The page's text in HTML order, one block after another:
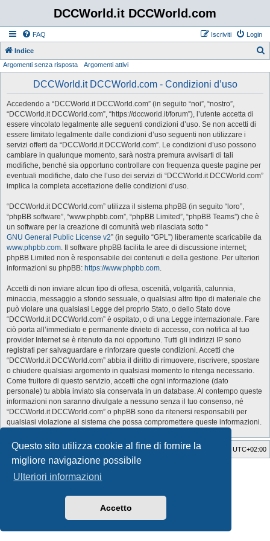
Questo sito utilizza cookie al fine di fornire la
migliore navigazione possibile
Ulteriori informazioni
Accetto
DCCWorld.it DCCWorld.com
FAQ Login
Iscriviti
Indice
Argomenti senza risposta Argomenti attivi
DCCWorld.it DCCWorld.com - Condizioni d’uso
Accedendo a “DCCWorld.it DCCWorld.com” (in seguito “noi”, “nostro”,
“DCCWorld.it DCCWorld.com”, “https://dccworld.it/forum”), l’utente accetta di
essere vincolato legalmente alle seguenti condizioni d’uso. Se non accetti di
essere limitato legalmente dalle condizioni d’uso seguenti non utilizzare i
servizi offerti da “DCCWorld.it DCCWorld.com”. Le condizioni d’uso possono
cambiare in qualunque momento, sarà nostra premura avvisarti di tali
modifiche, benché sia opportuno controllare con frequenza queste pagine per
eventuali modifiche, dato che l’uso dei servizi di “DCCWorld.it DCCWorld.com”
implica la completa accettazione delle condizioni d’uso.
“DCCWorld.it DCCWorld.com” utilizza il sistema phpBB (in seguito “loro”,
“phpBB software”, “www.phpbb.com”, “phpBB Limited”, “phpBB Teams”) che è
un software per la creazione di comunità web rilasciata sotto “
GNU General Public License v2” (in seguito “GPL”) liberamente scaricabile da
www.phpbb.com. Il software phpBB facilita le aree di discussione internet;
phpBB Limited non è responsabile dei contenuti e della gestione. Per ulteriori
informazioni su phpBB: https://www.phpbb.com.
Accetti di non inviare alcun tipo di offesa, oscenità, volgarità, calunnia,
minaccia, messaggio a sfondo sessuale, o qualsiasi altro tipo di materiale che
può violare una qualsiasi Legge del proprio Stato, o dello Stato dove
“DCCWorld.it DCCWorld.com” è ospitato, o di una Legge internazionale. Fare
ciò porta all’immediato e permanente divieto di accesso, con notifica al tuo
provider Internet se è ritenuto da noi opportuno. Tutti gli indirizzi IP sono
registrati per salvaguardare e rinforzare queste condizioni. Accetti che
“DCCWorld.it DCCWorld.com” abbia il diritto di rimuovere, riscrivere, spostare
o chiudere qualsiasi argomento in qualsiasi momento lo ritenga necessario.
Come fruitore di questo servizio, accetti che ogni informazione (dato
personale) tu abbia inviato sia conservata in un database. Al contempo queste
informazioni non saranno divulgate a nessuno senza il tuo consenso, né
“DCCWorld.it DCCWorld.com” o phpBB sono da ritenersi responsabili per
qualsiasi violazione al sistema che possa compromettere queste informazioni.
Indice Tutti gli orari sono UTC+02:00
Cancella cookie
Style Developer by ©
Creato daphpBB
Privacy|Condizioni